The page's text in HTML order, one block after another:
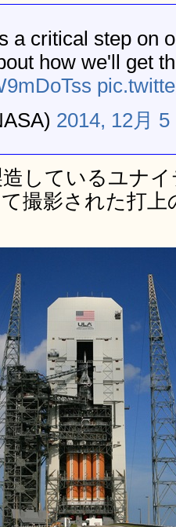
a critical step on
how we'll get
2014, 12月 5
造しているユナ
撮影された打上